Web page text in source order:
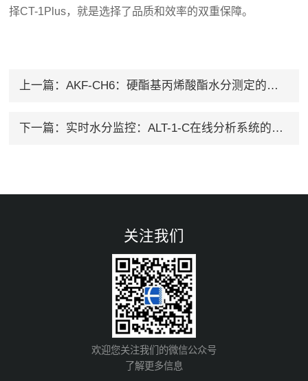
择CT-1Plus，就是选择了品质和效率的双重保障。
上一篇： AKF-CH6：硬酯基丙烯酸酯水分测定的智能化选择
下一篇： 实时水分监控：ALT-1-C在线分析系统的性能测试报告
关注我们
欢迎您关注我们的微信公众号
了解更多信息